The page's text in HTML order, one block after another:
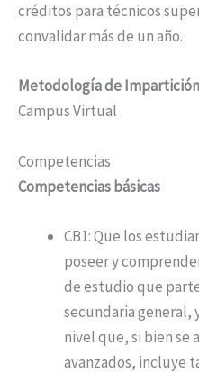
créditos para técnicos
convalidar más de un año.
Metodología de
Campus Virtual
Competencias
Competencias básicas
CB1: Que los
poseer y
de estudio que
secundaria general,
nivel que, si bien se
avanzados, incluye